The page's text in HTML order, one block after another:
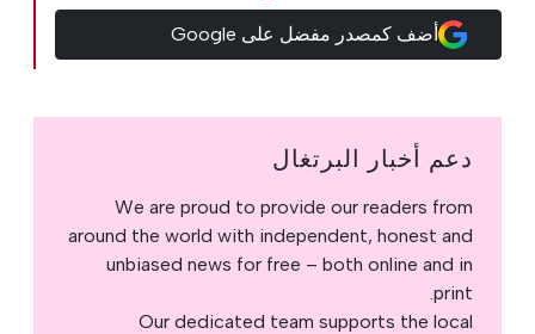
أضف كمصدر مفضل على Google
دعم أخبار البرتغال
We are proud to provide our readers from
around the world with independent, honest and
unbiased news for free – both online and in
print.
Our dedicated team supports the local